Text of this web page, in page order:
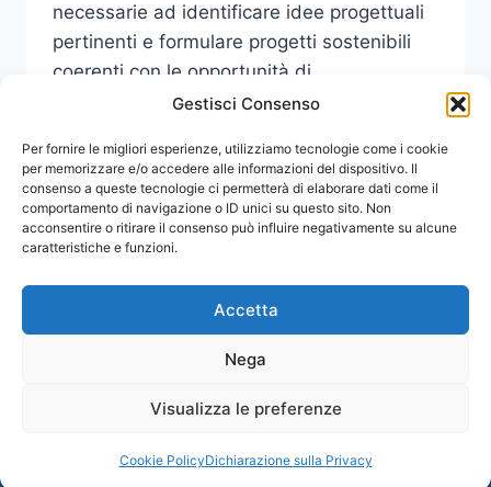
Gestisci Consenso
Per fornire le migliori esperienze, utilizziamo tecnologie come i cookie
per memorizzare e/o accedere alle informazioni del dispositivo. Il
consenso a queste tecnologie ci permetterà di elaborare dati come il
comportamento di navigazione o ID unici su questo sito. Non
acconsentire o ritirare il consenso può influire negativamente su alcune
caratteristiche e funzioni.
Accetta
Nega
Visualizza le preferenze
Cookie PolicyDichiarazione sulla Privacy
necessarie ad identificare idee progettuali
pertinenti e formulare progetti sostenibili
coerenti con le opportunità di
finanziamento…
LEGGI DI PIÙMASTER
“PROGETTAZIONE
PER
LO
SVILUPPO
EUROMEDITERRANEA”:
ADESIONE
MARZO
PER
AZIENDE
© 2026 Comunicati Stampa | Powered by